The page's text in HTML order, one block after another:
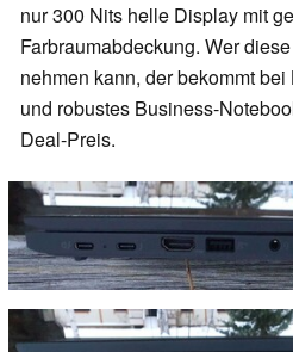
nur 300 Nits helle Display mit
Farbraumabdeckung. Wer
nehmen kann, der bekommt
und robustes Business-
Deal-Preis.